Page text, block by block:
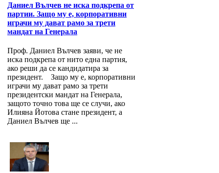
Даниел Вълчев не иска подкрепа от
партии. Защо му е, корпоративни
играчи му дават рамо за трети
мандат на Генерала
Проф. Даниел Вълчев заяви, че не
иска подкрепа от нито една партия,
ако реши да се кандидатира за
президент. Защо му е, корпоративни
играчи му дават рамо за трети
президентски мандат на Генерала,
защото точно това ще се случи, ако
Илияна Йотова стане президент, а
Даниел Вълчев ще ...